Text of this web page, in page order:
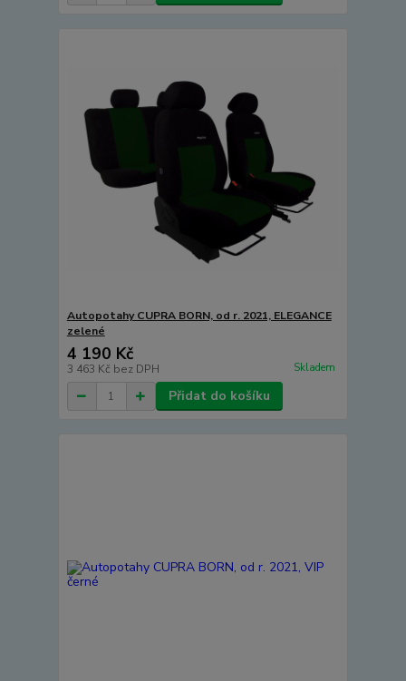
Autopotahy CUPRA BORN, od r. 2021, ELEGANCE
zelené
4 190 Kč
3 463 Kč bez DPH Skladem
Přidat do košíku